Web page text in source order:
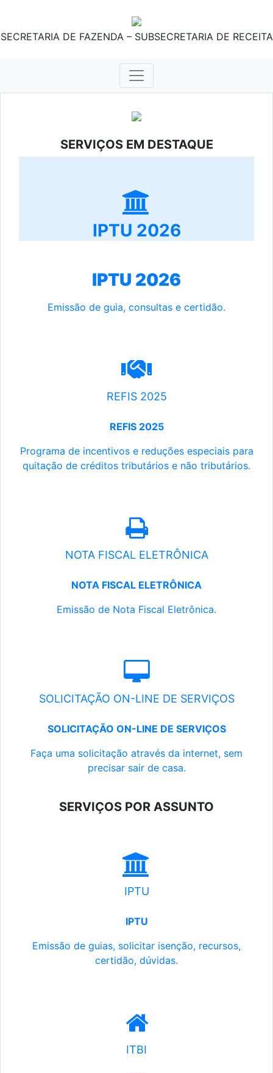
SECRETARIA DE FAZENDA – SUBSECRETARIA DE RECEITA
SERVIÇOS EM DESTAQUE
IPTU 2026
IPTU 2026
Emissão de guia, consultas e certidão.
REFIS 2025
REFIS 2025
Programa de incentivos e reduções especiais para
quitação de créditos tributários e não tributários.
NOTA FISCAL ELETRÔNICA
NOTA FISCAL ELETRÔNICA
Emissão de Nota Fiscal Eletrônica.
SOLICITAÇÃO ON-LINE DE SERVIÇOS
SOLICITAÇÃO ON-LINE DE SERVIÇOS
Faça uma solicitação através da internet, sem
precisar sair de casa.
SERVIÇOS POR ASSUNTO
IPTU
IPTU
Emissão de guias, solicitar isenção, recursos,
certidão, dúvidas.
ITBI